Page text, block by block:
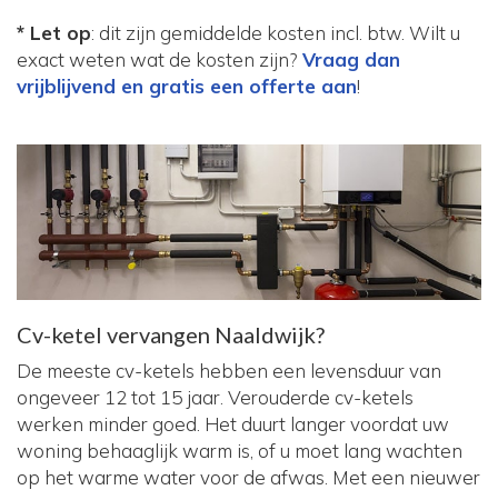
* Let op: dit zijn gemiddelde kosten incl. btw. Wilt u
exact weten wat de kosten zijn? Vraag dan
vrijblijvend en gratis een offerte aan!
Cv-ketel vervangen Naaldwijk?
De meeste cv-ketels hebben een levensduur van
ongeveer 12 tot 15 jaar. Verouderde cv-ketels
werken minder goed. Het duurt langer voordat uw
woning behaaglijk warm is, of u moet lang wachten
op het warme water voor de afwas. Met een nieuwer